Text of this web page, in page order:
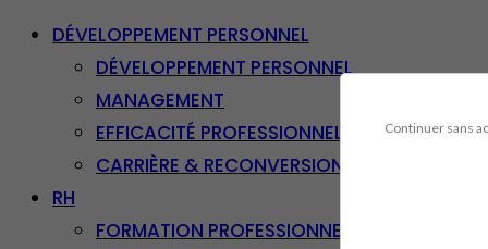
Continuer sans
DÉVELOPPEMENT PERSONNEL
DÉVELOPPEMENT PERSONNEL
MANAGEMENT
EFFICACITÉ PROFESSIONNELLE
CARRIÈRE & RECONVERSION
RH
FORMATION PROFESSIONNELLE